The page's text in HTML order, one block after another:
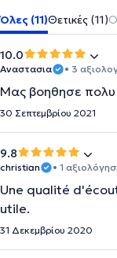
Όλες (11)Θετικές (11)
10.0
Αναστασια • 3
Μας βοηθησε πολυ
30 Σεπτεμβρίου 2021
9.8
christian • 1
Une qualité
utile.
31 Δεκεμβρίου 2020